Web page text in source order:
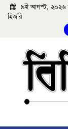
৯ই আগস্ট, ২০২৬
হিজরি